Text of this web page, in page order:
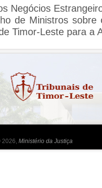
Negócios
de Ministros
Timor-Leste para a
2026, Ministério da Justiça